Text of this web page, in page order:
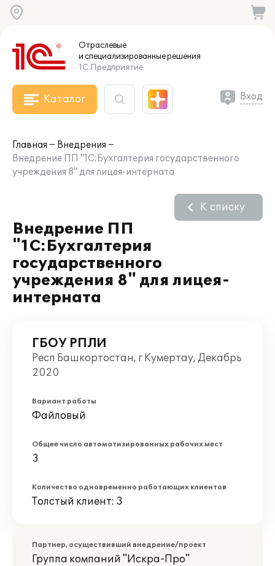
Отраслевые
и специализированныерешения
1С:Предприятие
Каталог Вход
Главная
Внедрения
Внедрение ПП "1С:Бухгалтерия государственного
учреждения 8" для лицея-интерната
Внедрение ПП
"1С:Бухгалтерия
государственного
учреждения 8" для лицея-
интерната
К списку
ГБОУ РПЛИ
Респ Башкортостан, г Кумертау, Декабрь
2020
Вариант работы
Файловый
Общее число автоматизированных рабочих мест
3
Количество одновременно работающих клиентов
Толстый клиент: 3
Партнер, осуществивший внедрение/проект
Группа компаний "Искра-Про"